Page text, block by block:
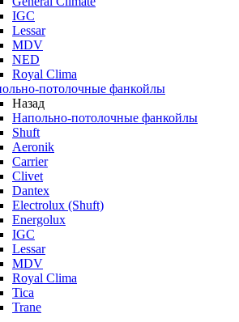
IGC
Lessar
MDV
NED
Royal Clima
потолочные фанкойлы
Назад
Напольно-потолочные фанкойлы
Shuft
Aeronik
Carrier
Clivet
Dantex
Electrolux (Shuft)
Energolux
IGC
Lessar
MDV
Royal Clima
Tica
Trane